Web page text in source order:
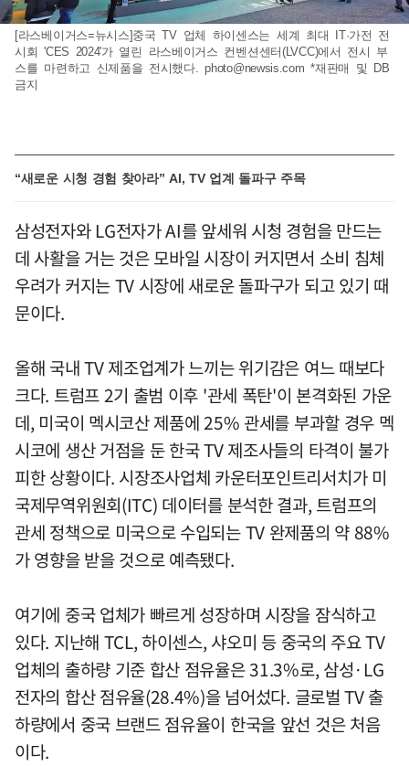
[라스베이거스=뉴시스]중국 TV 업체 하이센스는 세계 최대 IT·가전 전
시회 'CES 2024'가 열린 라스베이거스 컨벤션센터(LVCC)에서 전시 부
스를 마련하고 신제품을 전시했다.photo@newsis.com *재판매 및 DB
금지
“새로운 시청 경험 찾아라” AI, TV 업계 돌파구 주목
삼성전자와 LG전자가 AI를 앞세워 시청 경험을 만드는
데 사활을 거는 것은 모바일 시장이 커지면서 소비 침체
우려가 커지는 TV 시장에 새로운 돌파구가 되고 있기 때
문이다.
올해 국내 TV 제조업계가 느끼는 위기감은 여느 때보다
크다. 트럼프 2기 출범 이후 '관세 폭탄'이 본격화된 가운
데, 미국이 멕시코산 제품에 25% 관세를 부과할 경우 멕
시코에 생산 거점을 둔 한국 TV 제조사들의 타격이 불가
피한 상황이다. 시장조사업체 카운터포인트리서치가 미
국제무역위원회(ITC) 데이터를 분석한 결과, 트럼프의
관세 정책으로 미국으로 수입되는 TV 완제품의 약 88%
가 영향을 받을 것으로 예측됐다.
여기에 중국 업체가 빠르게 성장하며 시장을 잠식하고
있다. 지난해 TCL, 하이센스, 샤오미 등 중국의 주요 TV
업체의 출하량 기준 합산 점유율은 31.3%로, 삼성·LG
전자의 합산 점유율(28.4%)을 넘어섰다. 글로벌 TV 출
하량에서 중국 브랜드 점유율이 한국을 앞선 것은 처음
이다.